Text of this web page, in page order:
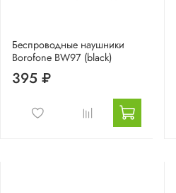
Беспроводные наушники
Borofone BW97 (black)
395 ₽